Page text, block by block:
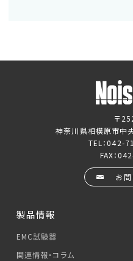
〒
神奈川県相模原市中
TEL：042-
FAX：
お
製品情報
EMC試験器
関連情報・コラム